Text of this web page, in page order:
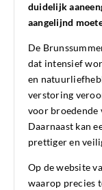
duidelijk
aangelijnd
De
dat intensief
en
verstoring
voor broedende
Daarnaast kan
prettiger en
Op de website
waarop precies